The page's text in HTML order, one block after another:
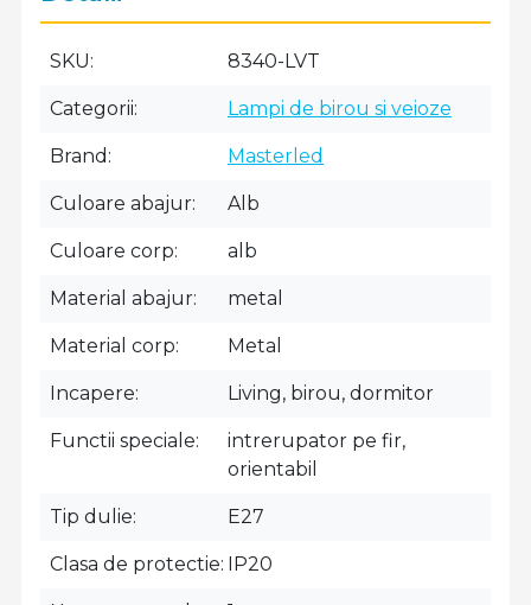
SKU 8340-LVT
Categorii Lampi de birou si veioze
Brand Masterled
Culoare abajur Alb
Culoare corp alb
Material abajur metal
Material corp Metal
Incapere Living, birou, dormitor
Functii speciale
intrerupator pe fir,
orientabil
Tip dulie E27
Clasa de protectie IP20